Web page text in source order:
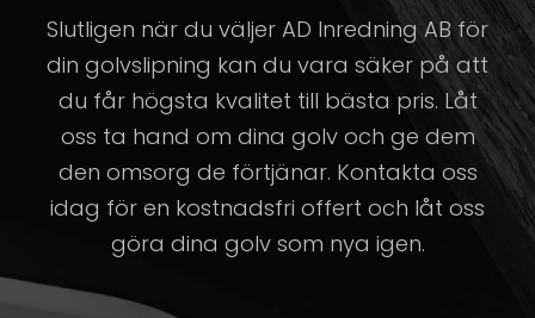
Slutligen när du väljer AD Inredning AB för
din golvslipning kan du vara säker på att
du får högsta kvalitet till bästa pris. Låt
oss ta hand om dina golv och ge dem
den omsorg de förtjänar. Kontakta oss
idag för en kostnadsfri offert och låt oss
göra dina golv som nya igen.